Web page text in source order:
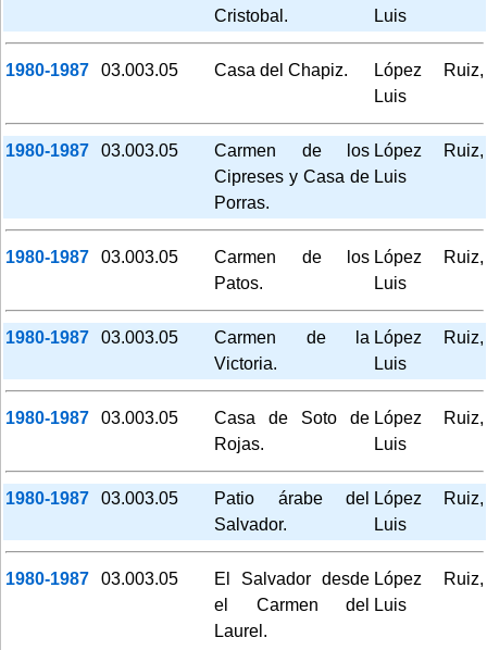
Cristobal.
Luis
1980-1987 03.003.05 Casa del Chapiz.
López Ruiz,
Luis
1980-1987 03.003.05
Carmen de los
Cipreses y Casa de
Porras.
López Ruiz,
Luis
1980-1987 03.003.05
Carmen de los
Patos.
López Ruiz,
Luis
1980-1987 03.003.05
Carmen de la
Victoria.
López Ruiz,
Luis
1980-1987 03.003.05
Casa de Soto de
Rojas.
López Ruiz,
Luis
1980-1987 03.003.05
Patio árabe del
Salvador.
López Ruiz,
Luis
1980-1987 03.003.05
El Salvador desde
el Carmen del
Laurel.
López Ruiz,
Luis